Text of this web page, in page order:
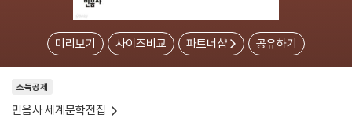
미리보기 사이즈비교 파트너샵 공유하기
소득공제
민음사 세계문학전집